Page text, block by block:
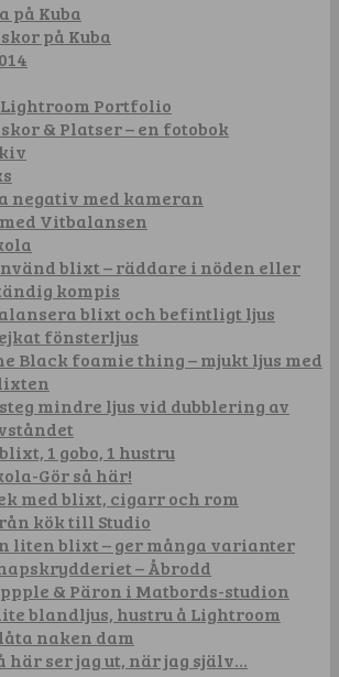
på Kuba
på Kuba
Lightroom Portfolio
& Platser – en fotobok
negativ med kameran
Vitbalansen
blixt – räddare i nöden eller
kompis
blixt och befintligt ljus
fönsterljus
Black foamie thing – mjukt ljus med
mindre ljus vid dubblering av
1 gobo, 1 hustru
Gör så här!
med blixt, cigarr och rom
kök till Studio
liten blixt – ger många varianter
– Åbrodd
& Päron i Matbords-studion
blandljus, hustru å Lightroom
naken dam
här ser jag ut, när jag själv…